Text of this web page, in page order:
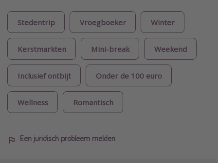
Stedentrip Vroegboeker Winter
Kerstmarkten Mini-break Weekend
Inclusief ontbijt Onder de 100 euro
Wellness Romantisch
Een juridisch probleem melden